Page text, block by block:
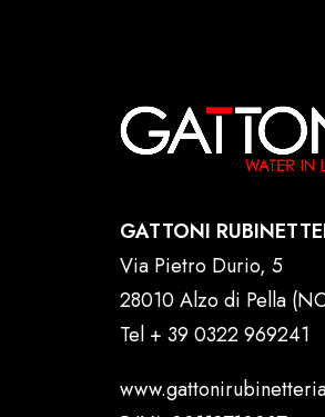
GATTONI
Via Pietro Durio, 5
28010 Alzo di Pella
Tel + 39 0322 969241